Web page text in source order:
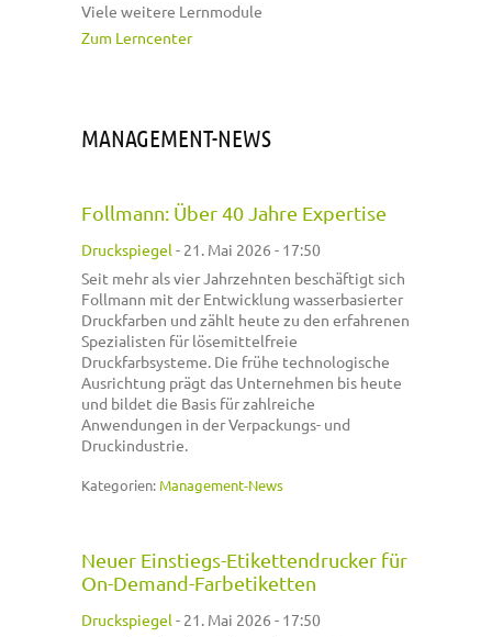
Viele weitere Lernmodule
Zum Lerncenter
MANAGEMENT-NEWS
Follmann: Über 40 Jahre Expertise
Druckspiegel - 21. Mai 2026 - 17:50
Seit mehr als vier Jahrzehnten beschäftigt sich
Follmann mit der Entwicklung wasserbasierter
Druckfarben und zählt heute zu den erfahrenen
Spezialisten für lösemittelfreie
Druckfarbsysteme. Die frühe technologische
Ausrichtung prägt das Unternehmen bis heute
und bildet die Basis für zahlreiche
Anwendungen in der Verpackungs- und
Druckindustrie.
Kategorien: Management-News
Neuer Einstiegs-Etikettendrucker für
On-Demand-Farbetiketten
Druckspiegel - 21. Mai 2026 - 17:50